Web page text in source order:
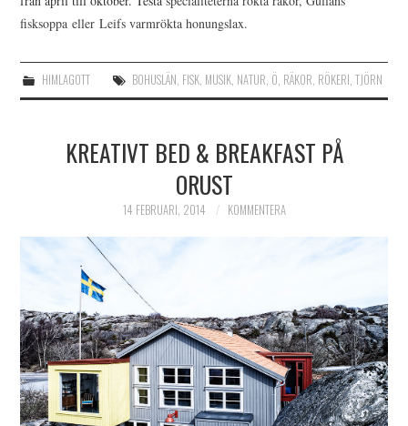
fisksoppa eller Leifs varmrökta honungslax.
HIMLAGOTT BOHUSLÄN, FISK, MUSIK, NATUR, Ö, RÄKOR, RÖKERI, TJÖRN
KREATIVT BED & BREAKFAST PÅ
ORUST
14 FEBRUARI, 2014 KOMMENTERA